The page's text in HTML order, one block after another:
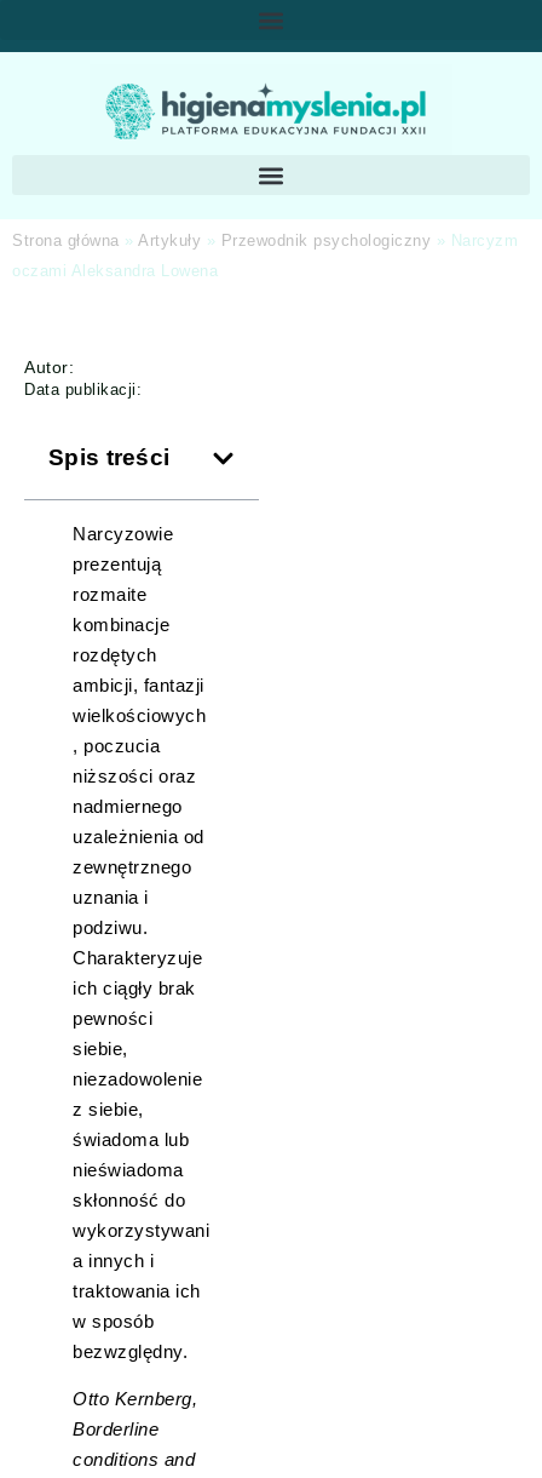
Strona główna » Artykuły » Przewodnik psychologiczny » Narcyzm
oczami Aleksandra Lowena
Autor:
Data publikacji:
Spis treści
Narcyzowie
prezentują
rozmaite
kombinacje
rozdętych
ambicji, fantazji
wielkościowych
, poczucia
niższości oraz
nadmiernego
uzależnienia od
zewnętrznego
uznania i
podziwu.
Charakteryzuje
ich ciągły brak
pewności
siebie,
niezadowolenie
z siebie,
świadoma lub
nieświadoma
skłonność do
wykorzystywani
a innych i
traktowania ich
w sposób
bezwzględny.
Otto Kernberg,
Borderline
conditions and